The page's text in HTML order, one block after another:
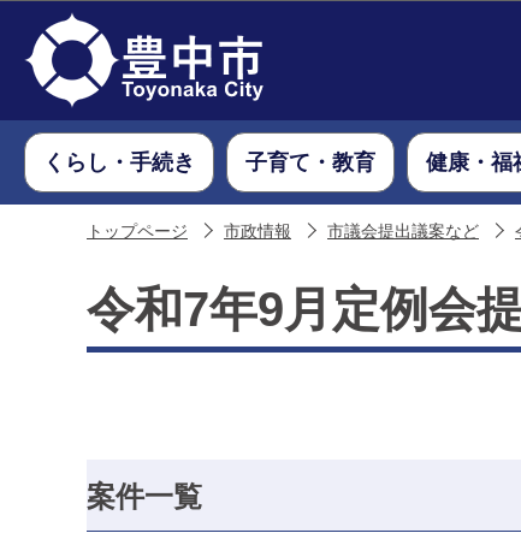
くらし・手続き 子育て・教育 健康・福
トップページ 市政情報 市議会提出議案など
令和7年9月定例会
案件一覧